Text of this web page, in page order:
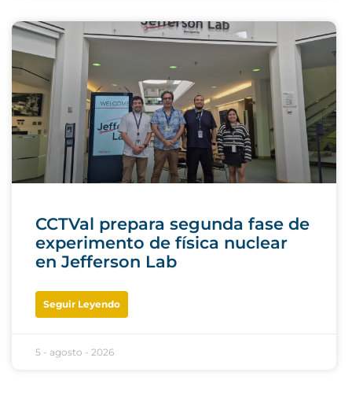
CCTVal prepara segunda fase de
experimento de física nuclear
en Jefferson Lab
Seguir Leyendo
5 - agosto - 2026